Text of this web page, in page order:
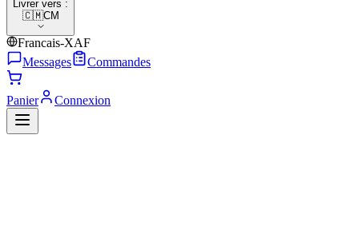
Livrer vers :
🇨🇲CM
Francais-XAF
Messages
Commandes
Panier Connexion